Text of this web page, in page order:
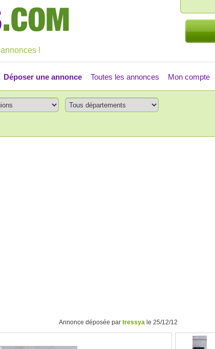
annonces !
Déposer une annonce Toutes les annonces Mon compte
Annonce déposée par tressya le 25/12/12